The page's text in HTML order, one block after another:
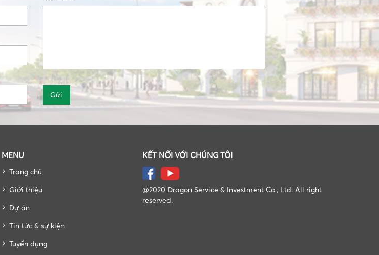
MENU
Trang chủ
Giới thiệu
Dự án
Tin tức & sự kiện
Tuyển dụng
KẾT NỐI VỚI CHÚNG TÔI
@2020 Dragon Service & Investment Co., Ltd. All right
reserved.